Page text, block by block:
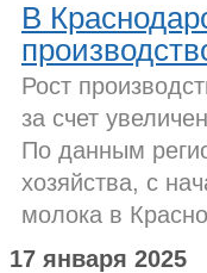
В
Рост
за счет
По данным
хозяйства, с
молока в
17 января 2025